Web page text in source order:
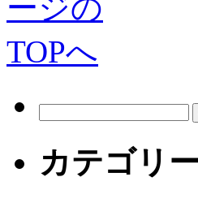
カテゴリ